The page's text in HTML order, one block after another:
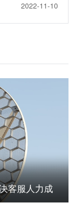
2022-11-10
客服人力成